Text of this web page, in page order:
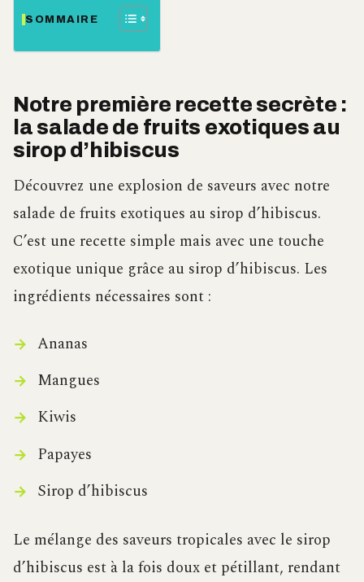
SOMMAIRE
Notre première recette secrète :
la salade de fruits exotiques au
sirop d’hibiscus
Découvrez une explosion de saveurs avec notre
salade de fruits exotiques au sirop d’hibiscus.
C’est une recette simple mais avec une touche
exotique unique grâce au sirop d’hibiscus. Les
ingrédients nécessaires sont :
Ananas
Mangues
Kiwis
Papayes
Sirop d’hibiscus
Le mélange des saveurs tropicales avec le sirop
d’hibiscus est à la fois doux et pétillant, rendant